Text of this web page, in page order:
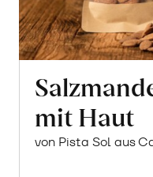
mit Haut
von Pista Sol aus